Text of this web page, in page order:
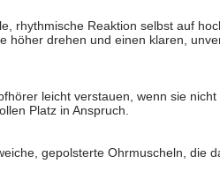
rhythmische Reaktion selbst auf
drehen und einen klaren,
leicht verstauen, wenn sie
Platz in Anspruch.
gepolsterte Ohrmuscheln, die